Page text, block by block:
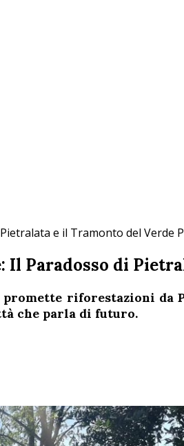
e il Tramonto del Verde
Il Paradosso di
riforestazioni da
che parla di futuro.